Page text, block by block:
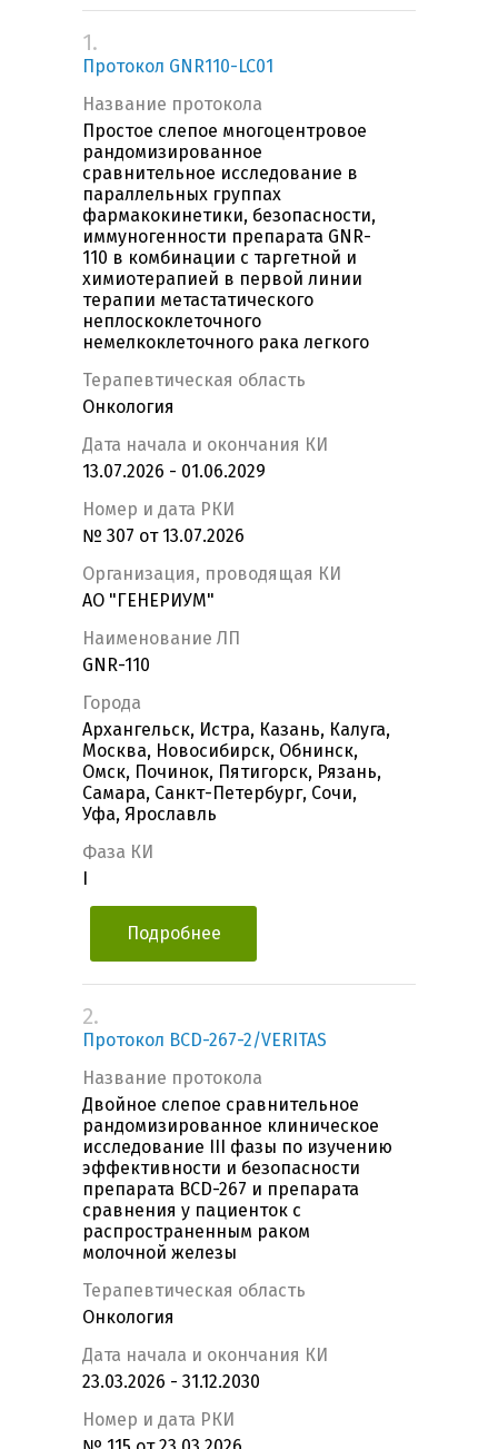
1.
Протокол GNR110-LC01
Название протокола
Простое слепое многоцентровое
рандомизированное
сравнительное исследование в
параллельных группах
фармакокинетики, безопасности,
иммуногенности препарата GNR-
110 в комбинации с таргетной и
химиотерапией в первой линии
терапии метастатического
неплоскоклеточного
немелкоклеточного рака легкого
Терапевтическая область
Онкология
Дата начала и окончания КИ
13.07.2026 - 01.06.2029
Номер и дата РКИ
№ 307 от 13.07.2026
Организация, проводящая КИ
АО "ГЕНЕРИУМ"
Наименование ЛП
GNR-110
Города
Архангельск, Истра, Казань, Калуга,
Москва, Новосибирск, Обнинск,
Омск, Починок, Пятигорск, Рязань,
Самара, Санкт-Петербург, Сочи,
Уфа, Ярославль
Фаза КИ
Подробнее
2.
Протокол BCD-267-2/VERITAS
Название протокола
Двойное слепое сравнительное
рандомизированное клиническое
исследование III фазы по изучению
эффективности и безопасности
препарата BCD-267 и препарата
сравнения у пациенток с
распространенным раком
молочной железы
Терапевтическая область
Онкология
Дата начала и окончания КИ
23.03.2026 - 31.12.2030
Номер и дата РКИ